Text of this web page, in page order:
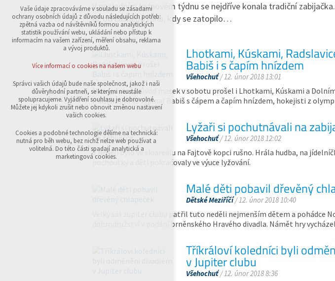
V posledním lednovém týdnu se nejdříve konala tradiční
už od časného rána, kdy se zatopilo…
Lhotkami, Kúskami,
Babiš i s čapím hnízdem
Všehochuť/ 12. únor 2018 13:01
Masopustní průvod masek v sobotu prošel i Lhotkami, Kúskami a
maškarami se vyjímal Babiš s čápem a čapím hnízdem, hokejisti z
Lyžaři si pochutnávali na
Všehochuť/ 12. únor 2018 12:02
V neděli bylo ve skiareálu na Fajtově kopci rušno. Hrála hudba, na
pochoutky a děti pokračovaly ve výuce lyžování.
Malé děti pobavil dřevěný
Dětské Meziříčí/ 12. únor 2018 10:40
Velký sál Jupiter clubu patřil tuto neděli nejmenším dětem a pohádce
dobrodružství v podání brněnského Hravého divadla. Námět hry
Tříkráloví koledníci byli
v Jupiter clubu
Všehochuť/ 12. únor 2018 8:36
Technická cookies
nutná pro provozování webu
udržení kontextu stránek (session): případná
přihlášení, volby jazyka, apod.
analytická pro anonymizované vyhodnocení
návštěvnosti
marketingová cookies (Google,Sklik)
Více informací o cookies na našem webu
Přijmout všechny cookies
Odmítnout vše
Vaše údaje zpracováváme v souladu se zásadami
ochrany osobních údajů z důvodu následujících potřeb:
zpětná vazba od návštěvníků formou analytických
statistik používání webu, ukládání nebo přístup k
informacím na vašem zařízení, měření obsahu, reklama
a vývoj produktů.
Více informací o cookies na našem webu
Správci vašich údajů bude naše společnost, jakož i naši
důvěryhodní partneři, se kterými neustále
spolupracujeme. Vyjádření souhlasu je dobrovolné.
Můžete jej kdykoli zrušit nebo obnovit změnou nastavení
vašich cookies.
Cookies a podobné technologie dělíme na technická:
nutná pro běh webu, bez nichž nelze web používat a
volitelná. Do této části spadají analytická a
marketingová cookies.